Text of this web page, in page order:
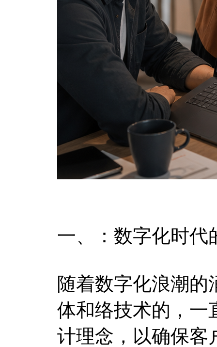
一、：数字化时代
随着数字化浪潮
体和络技术的，一
计理念，以确保客